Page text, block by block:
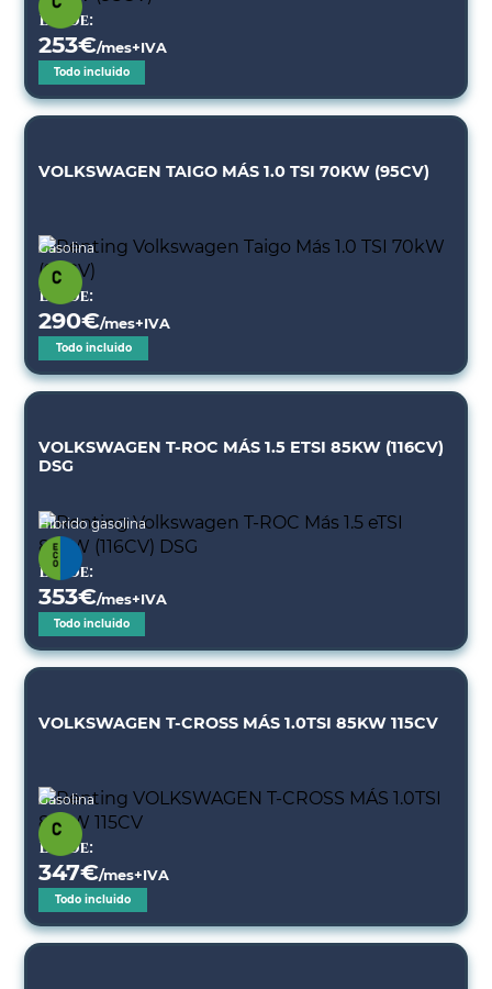
Desde:
253€/mes+IVA
Todo incluido
VOLKSWAGEN TAIGO MÁS 1.0 TSI 70KW (95CV)
Gasolina
Desde:
290€/mes+IVA
Todo incluido
VOLKSWAGEN T-ROC MÁS 1.5 ETSI 85KW (116CV)
DSG
Híbrido gasolina
Desde:
353€/mes+IVA
Todo incluido
VOLKSWAGEN T-CROSS MÁS 1.0TSI 85KW 115CV
Gasolina
Desde:
347€/mes+IVA
Todo incluido